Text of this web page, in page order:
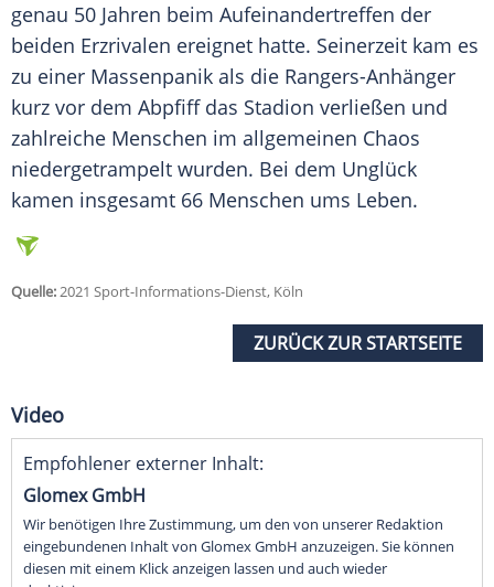
genau 50 Jahren beim Aufeinandertreffen der
beiden Erzrivalen ereignet hatte. Seinerzeit kam es
zu einer Massenpanik als die Rangers-Anhänger
kurz vor dem Abpfiff das Stadion verließen und
zahlreiche Menschen im allgemeinen Chaos
niedergetrampelt wurden. Bei dem Unglück
kamen insgesamt 66 Menschen ums Leben.
Quelle:2021 Sport-Informations-Dienst, Köln
ZURÜCK ZUR STARTSEITE
Video
Empfohlener externer Inhalt:
Glomex GmbH
Wir benötigen Ihre Zustimmung, um den von unserer Redaktion
eingebundenen Inhalt von Glomex GmbH anzuzeigen. Sie können
diesen mit einem Klick anzeigen lassen und auch wieder